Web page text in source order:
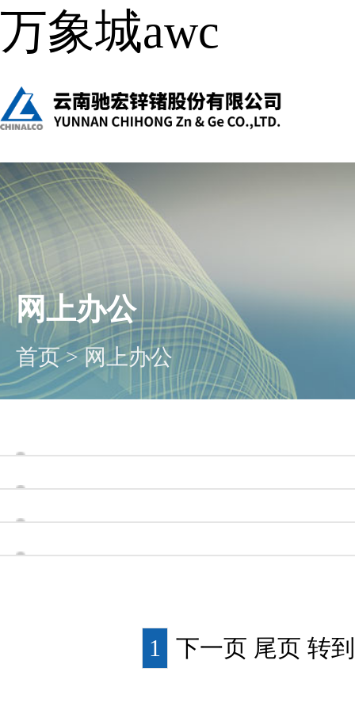
万象城awc
网上办公
首页>网上办公
1 下一页 尾页 转